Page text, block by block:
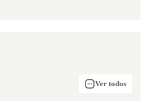
Ver todos